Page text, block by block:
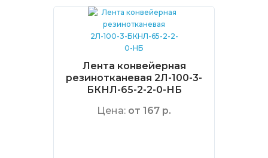
Лента конвейерная
резинотканевая 2Л-100-3-
БКНЛ-65-2-2-0-НБ
Цена: от 167 р.